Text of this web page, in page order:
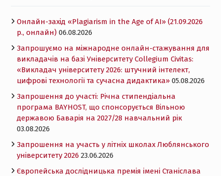
Онлайн-захід «Plagiarism in the Age of AI» (21.09.2026
р., онлайн) 06.08.2026
Запрошуємо на міжнародне онлайн-стажування для
викладачів на базі Університету Collegium Civitas:
«Викладач університету 2026: штучний інтелект,
цифрові технології та сучасна дидактика» 05.08.2026
Запрошення до участі: Річна стипендіальна
програма BAYHOST, що спонсорується Вільною
державою Баварія на 2027/28 навчальний рік
03.08.2026
Запрошення на участь у літніх школах Люблянського
університету 2026 23.06.2026
Європейська дослідницька премія імені Станіслава